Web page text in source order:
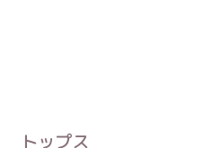
トップス